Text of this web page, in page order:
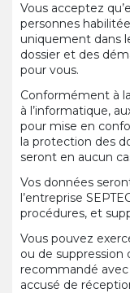
Vous acceptez
personnes
uniquement dans
dossier et des
pour vous.
Conformément à
à l’informatique,
pour mise en
la protection des
seront en aucun
Vos données
l’entreprise
procédures, et
Vous pouvez
ou de suppression
recommandé
accusé de